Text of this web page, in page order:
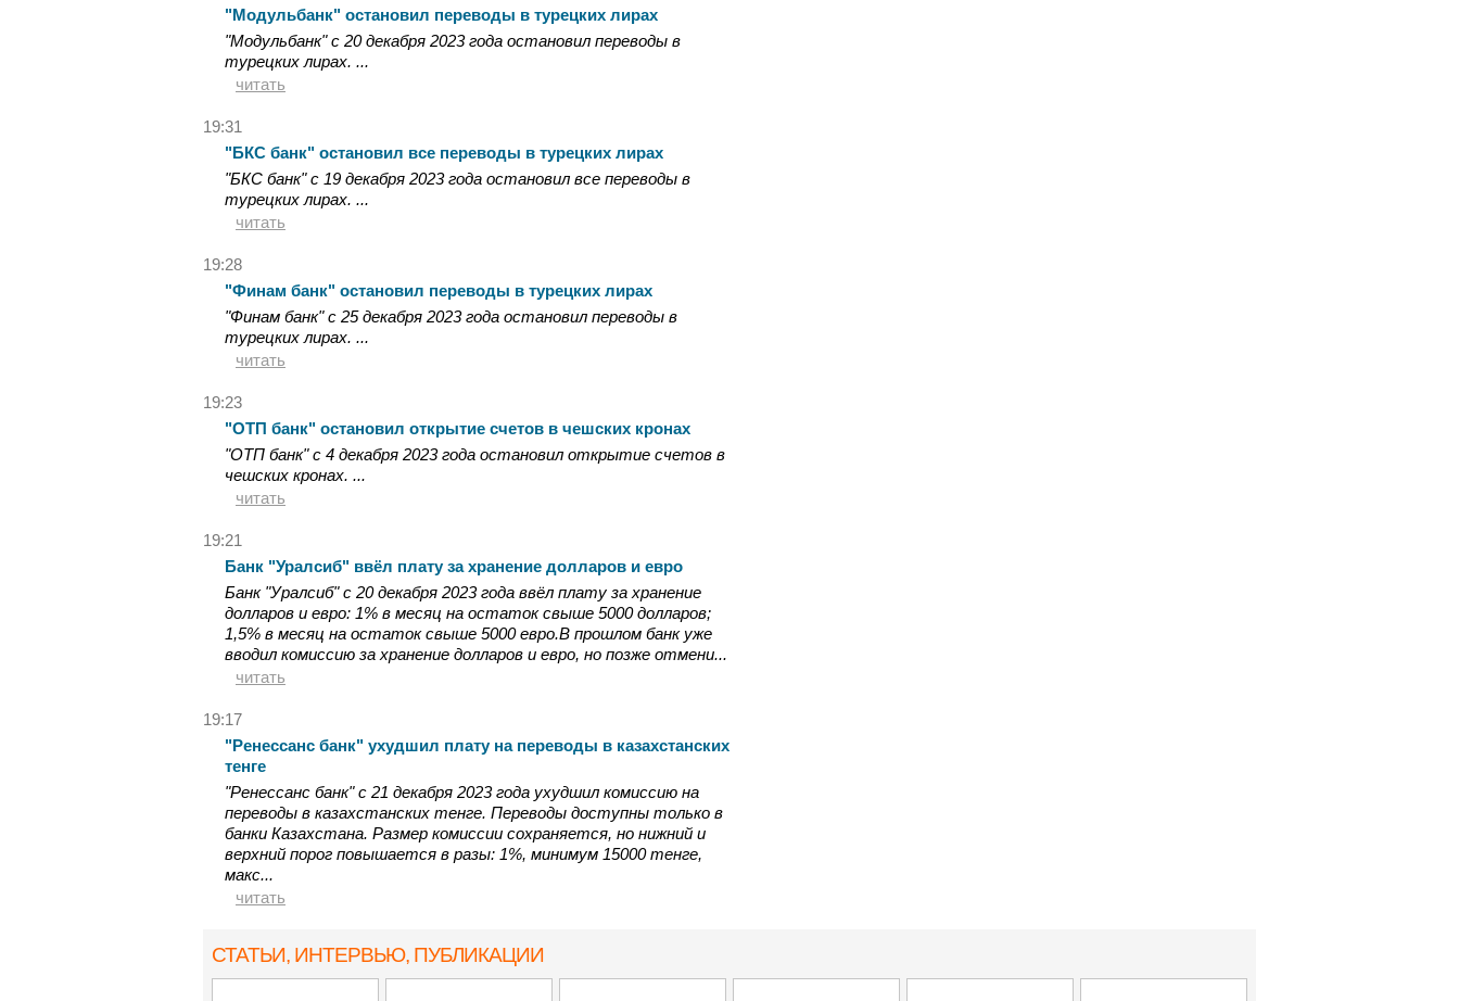
"Модульбанк" остановил переводы в турецких лирах
"Модульбанк" с 20 декабря 2023 года остановил переводы в
турецких лирах. ...
читать
19:31
"БКС банк" остановил все переводы в турецких лирах
"БКС банк" с 19 декабря 2023 года остановил все переводы в
турецких лирах. ...
читать
19:28
"Финам банк" остановил переводы в турецких лирах
"Финам банк" с 25 декабря 2023 года остановил переводы в
турецких лирах. ...
читать
19:23
"ОТП банк" остановил открытие счетов в чешских кронах
"ОТП банк" с 4 декабря 2023 года остановил открытие счетов в
чешских кронах. ...
читать
19:21
Банк "Уралсиб" ввёл плату за хранение долларов и евро
Банк "Уралсиб" с 20 декабря 2023 года ввёл плату за хранение
долларов и евро: 1% в месяц на остаток свыше 5000 долларов;
1,5% в месяц на остаток свыше 5000 евро.В прошлом банк уже
вводил комиссию за хранение долларов и евро, но позже отмени...
читать
19:17
"Ренессанс банк" ухудшил плату на переводы в казахстанских
тенге
"Ренессанс банк" с 21 декабря 2023 года ухудшил комиссию на
переводы в казахстанских тенге. Переводы доступны только в
банки Казахстана. Размер комиссии сохраняется, но нижний и
верхний порог повышается в разы: 1%, минимум 15000 тенге,
макс...
читать
СТАТЬИ, ИНТЕРВЬЮ, ПУБЛИКАЦИИ